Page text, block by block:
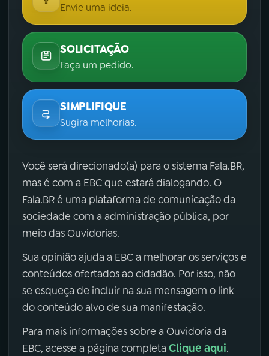
Envie uma ideia.
SOLICITAÇÃO
Faça um pedido.
SIMPLIFIQUE
Sugira melhorias.
Você será direcionado(a) para o sistema Fala.BR,
mas é com a EBC que estará dialogando. O
Fala.BR é uma plataforma de comunicação da
sociedade com a administração pública, por
meio das Ouvidorias.
Sua opinião ajuda a EBC a melhorar os serviços e
conteúdos ofertados ao cidadão. Por isso, não
se esqueça de incluir na sua mensagem o link
do conteúdo alvo de sua manifestação.
Para mais informações sobre a Ouvidoria da
EBC, acesse a página completa Clique aqui.